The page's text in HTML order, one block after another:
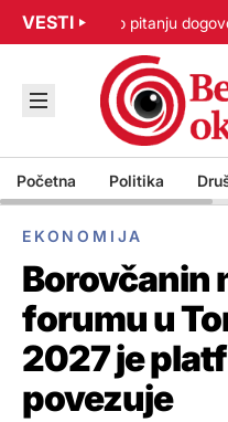
VESTIu žurbi po pitanju
Početna Politika
EKONOMIJA
Borovčanin
forumu u
2027 je
povezuje